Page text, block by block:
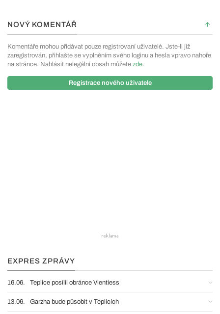
NOVÝ KOMENTÁŘ
Komentáře mohou přidávat pouze registrovaní uživatelé. Jste-li již
zaregistrován, přihlašte se vyplněním svého loginu a hesla vpravo nahoře
na stránce. Nahlásit nelegální obsah můžete zde.
Registrace nového uživatele
EXPRES ZPRÁVY
16.06. Teplice posílil obránce Vientiess
13.06. Garzha bude působit v Teplicích